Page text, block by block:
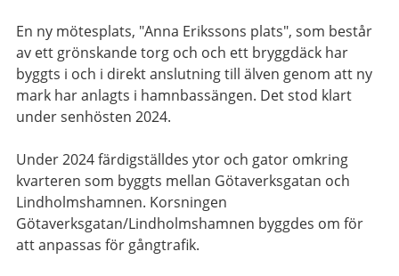
En ny mötesplats, "Anna Erikssons plats", som består
av ett grönskande torg och och ett bryggdäck har
byggts i och i direkt anslutning till älven genom att ny
mark har anlagts i hamnbassängen. Det stod klart
under senhösten 2024.
Under 2024 färdigställdes ytor och gator omkring
kvarteren som byggts mellan Götaverksgatan och
Lindholmshamnen. Korsningen
Götaverksgatan/Lindholmshamnen byggdes om för
att anpassas för gångtrafik.